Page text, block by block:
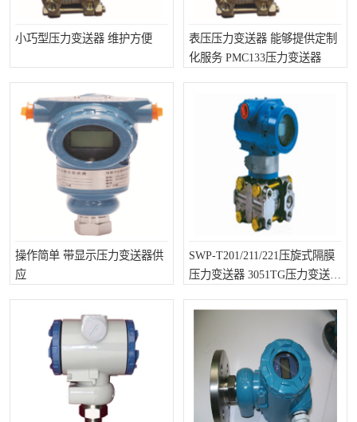
小巧型压力变送器 维护方便
表压压力变送器 能够提供定制
化服务 PMC133压力变送器
操作简单 带显示压力变送器供
应
SWP-T201/211/221压旋式隔膜
压力变送器 3051TG压力变送器